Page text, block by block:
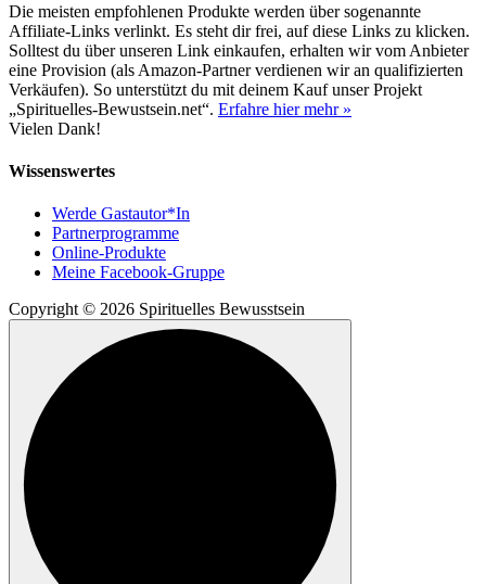
Die meisten empfohlenen Produkte werden über sogenannte
Affiliate-Links verlinkt. Es steht dir frei, auf diese Links zu klicken.
Solltest du über unseren Link einkaufen, erhalten wir vom Anbieter
eine Provision (als Amazon-Partner verdienen wir an qualifizierten
Verkäufen). So unterstützt du mit deinem Kauf unser Projekt
„Spirituelles-Bewustsein.net“. Erfahre hier mehr »
Vielen Dank!
Wissenswertes
Werde Gastautor*In
Partnerprogramme
Online-Produkte
Meine Facebook-Gruppe
Copyright © 2026 Spirituelles Bewusstsein